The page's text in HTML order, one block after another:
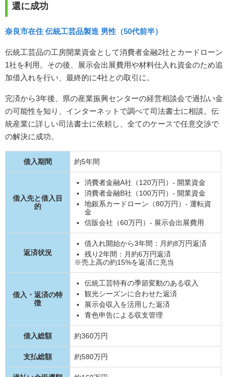
還に成功
奈良市在住 伝統工芸品製造 男性（50代前半）
伝統工芸品の工房開業資金として消費者金融2社とカードローン
1社を利用。その後、展示会出展費用や材料仕入れ資金のため追
加借入れを行い、最終的に4社との取引に。
完済から3年後、県の産業振興センターの経営相談会で過払い金
の可能性を知り、インターネットで調べて司法書士に相談。伝
統産業に詳しい司法書士に依頼し、全てのケースで任意交渉で
の解決に成功。
借入期間 約5年間
借入先と借入目
的
消費者金融A社（120万円）- 開業資金
消費者金融B社（100万円）- 開業資金
地銀系カードローン（80万円）- 運転資
金
信販会社（60万円）- 展示会出展費用
返済状況
借入れ開始から3年間：月約8万円返済
残り2年間：月約6万円返済
※売上高の約15%を返済に充当
借入・返済の特
徴
伝統工芸特有の季節変動のある収入
観光シーズンに合わせた返済
展示会収入を活用した返済
青色申告による収支管理
借入総額 約360万円
支払総額 約580万円